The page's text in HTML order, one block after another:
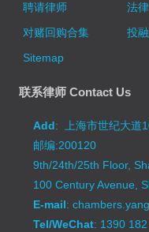
聘请律师
法
对赌回购合集
投
Sitemap
联系律师 Contact Us
Add: 上海市世纪大道
邮编:200120
9th/24th/25th Floor,
100 Century Avenue,
E-mail:
Tel/WeChat: 1390